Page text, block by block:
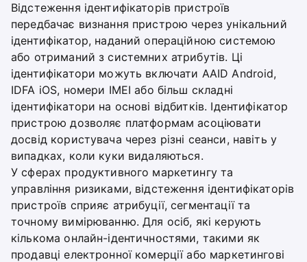
Відстеження ідентифікаторів пристроїв
передбачає визнання пристрою через унікальний
ідентифікатор, наданий операційною системою
або отриманий з системних атрибутів. Ці
ідентифікатори можуть включати AAID Android,
IDFA iOS, номери IMEI або більш складні
ідентифікатори на основі відбитків. Ідентифікатор
пристрою дозволяє платформам асоціювати
досвід користувача через різні сеанси, навіть у
випадках, коли куки видаляються.
У сферах продуктивного маркетингу та
управління ризиками, відстеження ідентифікаторів
пристроїв сприяє атрибуції, сегментації та
точному вимірюванню. Для осіб, які керують
кількома онлайн-ідентичностями, такими як
продавці електронної комерції або маркетингові